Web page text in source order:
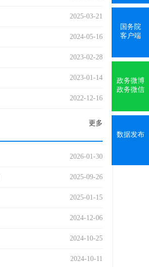
国务院
客户端
政务微博
政务微信
数据发布
2025-03-21
2024-05-16
2023-02-28
2023-01-14
2022-12-16
更多
2026-01-30
2025-09-26
2025-01-15
2024-12-06
2024-10-25
2024-10-11